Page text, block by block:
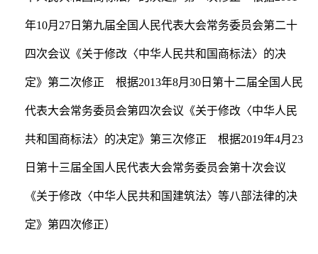
年10月27日第九届全国人民代表大会常务委员会第二十
四次会议《关于修改〈中华人民共和国商标法〉的决
定》第二次修正 根据2013年8月30日第十二届全国人民
代表大会常务委员会第四次会议《关于修改〈中华人民
共和国商标法〉的决定》第三次修正 根据2019年4月23
日第十三届全国人民代表大会常务委员会第十次会议
《关于修改〈中华人民共和国建筑法〉等八部法律的决
定》第四次修正）